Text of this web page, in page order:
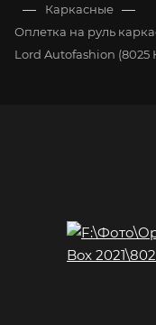
— Каркасные —
Оплетка на руль
Lord Autofashion